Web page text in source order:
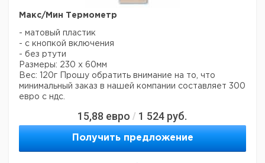
Макс/Мин Термометр
- матовый пластик
- с кнопкой включения
- без ртути
Размеры: 230 x 60мм
Вес: 120г
Прошу обратить внимание на то, что
минимальный заказ в нашей компании составляет 300
евро с ндс.
15,88 евро / 1 524 руб.
Получить предложение